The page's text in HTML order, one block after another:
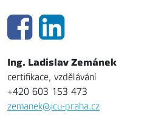
Ing. Ladislav Zemánek
certifikace, vzdělávání
+420 603 153 473
zemanek@icu-praha.cz